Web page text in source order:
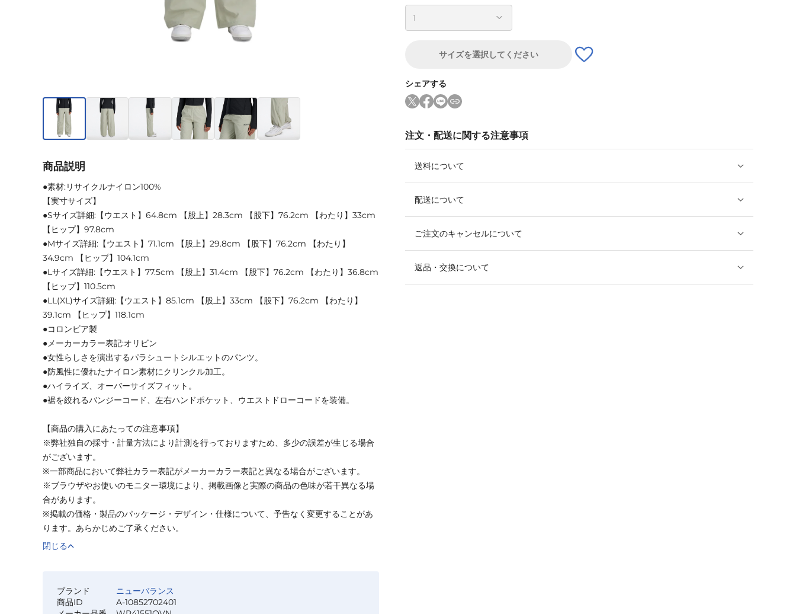
サイズを選択してください
シェアする
注文・配送に関する注意事項
送料について
配送について
ご注文のキャンセルについて
返品・交換について
商品説明
●素材:リサイクルナイロン100%
【実寸サイズ】
●Sサイズ詳細:【ウエスト】64.8cm 【股上】28.3cm 【股下】76.2cm 【わたり】33cm
【ヒップ】97.8cm
●Mサイズ詳細:【ウエスト】71.1cm 【股上】29.8cm 【股下】76.2cm 【わたり】
34.9cm 【ヒップ】104.1cm
●Lサイズ詳細:【ウエスト】77.5cm 【股上】31.4cm 【股下】76.2cm 【わたり】36.8cm
【ヒップ】110.5cm
●LL(XL)サイズ詳細:【ウエスト】85.1cm 【股上】33cm 【股下】76.2cm 【わたり】
39.1cm 【ヒップ】118.1cm
●コロンビア製
●メーカーカラー表記:オリビン
●女性らしさを演出するパラシュートシルエットのパンツ。
●防風性に優れたナイロン素材にクリンクル加工。
●ハイライズ、オーバーサイズフィット。
●裾を絞れるバンジーコード、左右ハンドポケット、ウエストドローコードを装備。
【商品の購入にあたっての注意事項】
※弊社独自の採寸・計量方法により計測を行っておりますため、多少の誤差が生じる場合
がございます。
※一部商品において弊社カラー表記がメーカーカラー表記と異なる場合がございます。
※ブラウザやお使いのモニター環境により、掲載画像と実際の商品の色味が若干異なる場
合があります。
※掲載の価格・製品のパッケージ・デザイン・仕様について、予告なく変更することがあ
ります。あらかじめご了承ください。
閉じる
ブランド
ニューバランス
商品ID
A-10852702401